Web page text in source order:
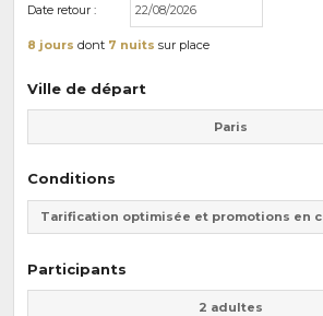
Date retour :
8 jours dont 7 nuits sur place
Ville de départ
Paris
Conditions
Tarification optimisée et promotions en
Participants
2 adultes